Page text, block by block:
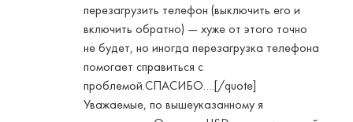
перезагрузить телефон (выключить его и
включить обратно) — хуже от этого точно
не будет, но иногда перезагрузка телефона
помогает справиться с
проблемой.СПАСИБО….[/quote]
Уважаемые, по вышеуказанному я